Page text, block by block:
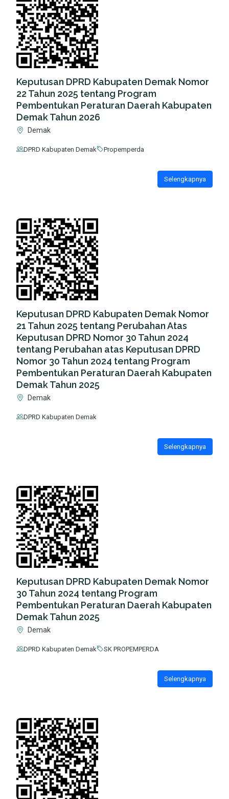
Keputusan DPRD Kabupaten Demak Nomor
22 Tahun 2025 tentang Program
Pembentukan Peraturan Daerah Kabupaten
Demak Tahun 2026
Demak
DPRD Kabupaten Demak Propemperda
Selengkapnya
Keputusan DPRD Kabupaten Demak Nomor
21 Tahun 2025 tentang Perubahan Atas
Keputusan DPRD Nomor 30 Tahun 2024
tentang Perubahan atas Keputusan DPRD
Nomor 30 Tahun 2024 tentang Program
Pembentukan Peraturan Daerah Kabupaten
Demak Tahun 2025
Demak
DPRD Kabupaten Demak
Selengkapnya
Keputusan DPRD Kabupaten Demak Nomor
30 Tahun 2024 tentang Program
Pembentukan Peraturan Daerah Kabupaten
Demak Tahun 2025
Demak
DPRD Kabupaten Demak SK PROPEMPERDA
Selengkapnya